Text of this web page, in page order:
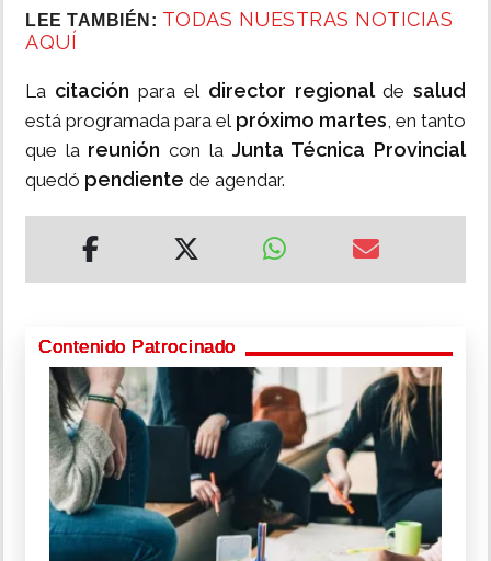
LEE TAMBIÉN: TODAS NUESTRAS NOTICIAS
AQUÍ
La citaciónpara el director regional desalud
está programada para el próximo martes, en tanto
que lareunióncon la Junta Técnica Provincial
quedó pendiente de agendar.
Contenido Patrocinado